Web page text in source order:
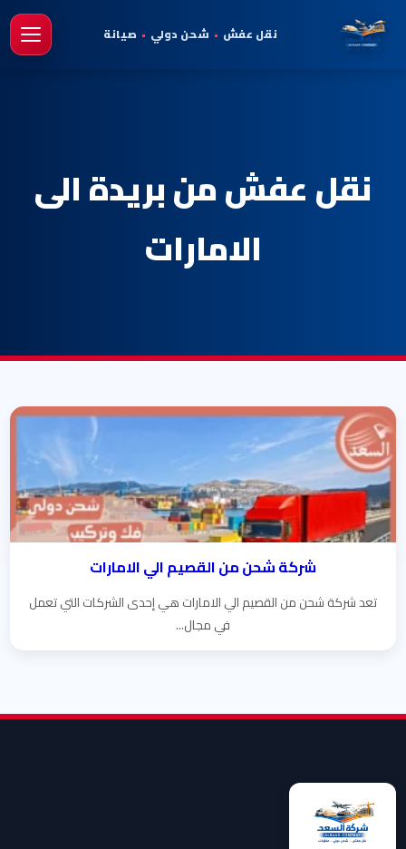
نقل عفش • شحن دولي • صيانة
نقل عفش من بريدة الى
الامارات
شركة شحن من القصيم الي الامارات
تعد شركة شحن من القصيم الي الامارات هي إحدى الشركات التي تعمل
في مجال...